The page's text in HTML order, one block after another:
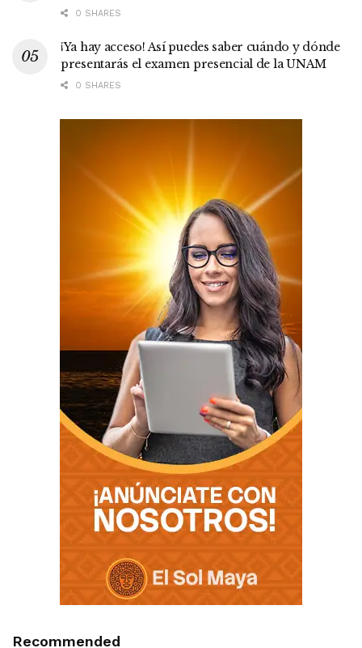
0 SHARES
¡Ya hay acceso! Así puedes saber cuándo y dónde
presentarás el examen presencial de la UNAM
0 SHARES
Recommended